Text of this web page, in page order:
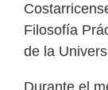
Filosofía
de la